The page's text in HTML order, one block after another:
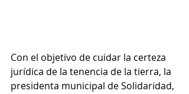
Con el objetivo de cuidar la certeza
jurídica de la tenencia de la tierra, la
presidenta municipal de Solidaridad,